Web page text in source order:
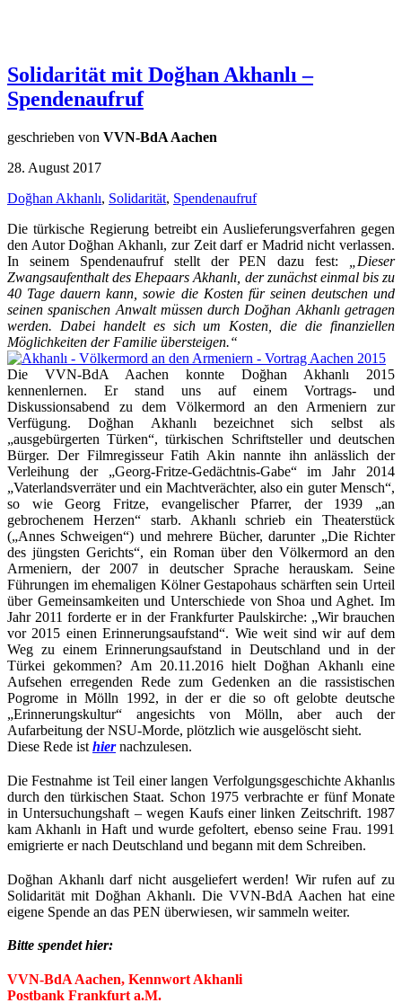
Solidarität mit Doğhan Akhanlı –
Spendenaufruf
geschrieben von VVN-BdA Aachen
28. August 2017
Doğhan Akhanlı, Solidarität, Spendenaufruf
Die türkische Regierung betreibt ein Auslieferungsverfahren gegen
den Autor Doğhan Akhanlı, zur Zeit darf er Madrid nicht verlassen.
In seinem Spendenaufruf stellt der PEN dazu fest:
„Dieser
Zwangsaufenthalt des Ehepaars Akhanlı, der zunächst einmal bis zu
40 Tage dauern kann, sowie die Kosten für seinen deutschen und
seinen spanischen Anwalt müssen durch Doğhan Akhanlı getragen
werden. Dabei handelt es sich um Kosten, die die finanziellen
Möglichkeiten der Familie übersteigen.“
Die VVN-BdA Aachen konnte Doğhan Akhanlı 2015
kennenlernen. Er stand uns auf einem Vortrags- und
Diskussionsabend zu dem Völkermord an den Armeniern zur
Verfügung. Doğhan Akhanlı bezeichnet sich selbst als
„ausgebürgerten Türken“, türkischen Schriftsteller und deutschen
Bürger. Der Filmregisseur Fatih Akin nannte ihn anlässlich der
Verleihung der „Georg-Fritze-Gedächtnis-Gabe“ im Jahr 2014
„Vaterlandsverräter und ein Machtverächter, also ein guter Mensch“,
so wie Georg Fritze, evangelischer Pfarrer, der 1939 „an
gebrochenem Herzen“ starb. Akhanlı schrieb ein Theaterstück
(„Annes Schweigen“) und mehrere Bücher, darunter „Die Richter
des jüngsten Gerichts“, ein Roman über den Völkermord an den
Armeniern, der 2007 in deutscher Sprache herauskam. Seine
Führungen im ehemaligen Kölner Gestapohaus schärften sein Urteil
über Gemeinsamkeiten und Unterschiede von Shoa und Aghet. Im
Jahr 2011 forderte er in der Frankfurter Paulskirche: „Wir brauchen
vor 2015 einen Erinnerungsaufstand“. Wie weit sind wir auf dem
Weg zu einem Erinnerungsaufstand in Deutschland und in der
Türkei gekommen? Am 20.11.2016 hielt Doğhan Akhanlı eine
Aufsehen erregenden Rede zum Gedenken an die rassistischen
Pogrome in Mölln 1992, in der er die so oft gelobte deutsche
„Erinnerungskultur“ angesichts von Mölln, aber auch der
Aufarbeitung der NSU-Morde, plötzlich wie ausgelöscht sieht.
Diese Rede ist hiernachzulesen.
Die Festnahme ist Teil einer langen Verfolgungsgeschichte Akhanlıs
durch den türkischen Staat. Schon 1975 verbrachte er fünf Monate
in Untersuchungshaft – wegen Kaufs einer linken Zeitschrift. 1987
kam Akhanlı in Haft und wurde gefoltert, ebenso seine Frau. 1991
emigrierte er nach Deutschland und begann mit dem Schreiben.
Doğhan Akhanlı darf nicht ausgeliefert werden! Wir rufen auf zu
Solidarität mit Doğhan Akhanlı. Die VVN-BdA Aachen hat eine
eigene Spende an das PEN überwiesen, wir sammeln weiter.
Bitte spendet hier:
VVN-BdA Aachen, Kennwort Akhanli
Postbank Frankfurt a.M.